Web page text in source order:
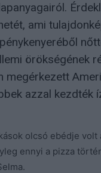
ami
örökségének
megérkezett
azzal kezdték
olcsó ebédje volt
ennyi a pizza